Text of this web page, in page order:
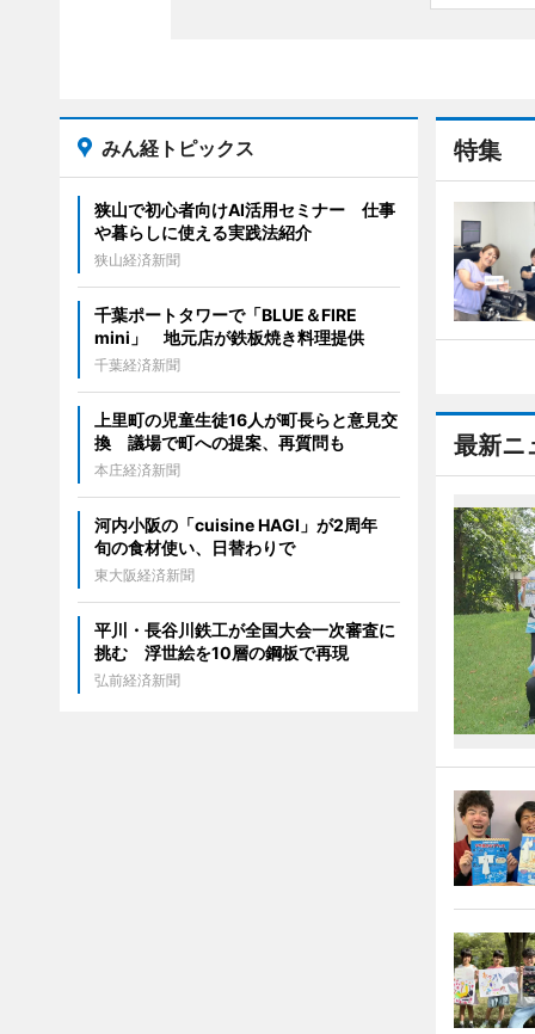
特集
最新ニ
みん経トピックス
狭山で初心者向けAI活用セミナー 仕事
や暮らしに使える実践法紹介
狭山経済新聞
千葉ポートタワーで「BLUE＆FIRE
mini」 地元店が鉄板焼き料理提供
千葉経済新聞
上里町の児童生徒16人が町長らと意見交
換 議場で町への提案、再質問も
本庄経済新聞
河内小阪の「cuisine HAGI」が2周年
旬の食材使い、日替わりで
東大阪経済新聞
平川・長谷川鉄工が全国大会一次審査に
挑む 浮世絵を10層の鋼板で再現
弘前経済新聞